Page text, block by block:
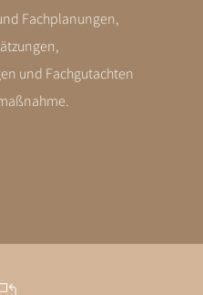
Fachplanungen,
und Fachgutachten